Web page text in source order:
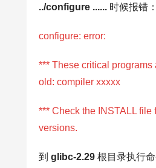
../configure ...... 时候报错：
configure: error:
*** These critical programs
old: compiler xxxxx
*** Check the INSTALL file
versions.
到 glibc-2.29 根目录执行命